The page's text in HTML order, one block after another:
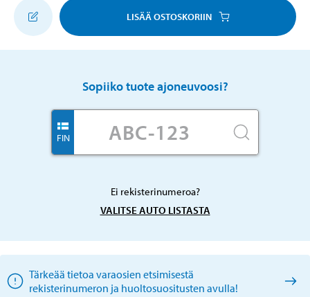
LISÄÄ OSTOSKORIIN
Sopiiko tuote ajoneuvoosi?
FIN
Ei rekisterinumeroa?
VALITSE AUTO LISTASTA
Tärkeää tietoa varaosien etsimisestä
rekisterinumeron ja huoltosuositusten avulla!